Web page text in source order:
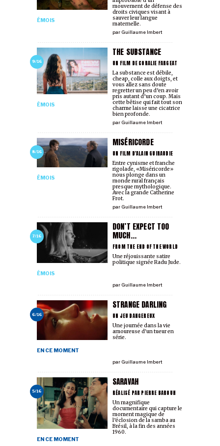
ÉMOIS
par Guillaume Imbert
mouvement de défense des
droits civiques visant à
sauver leur langue
maternelle.
9/16
THE SUBSTANCE
UN FILM DE CORALIE FARGEAT
ÉMOIS
par Guillaume Imbert
La substance est débile,
cheap, colle aux doigts, et
vous allez sans doute
regretter un peu d’en avoir
pris autant d’un coup. Mais
cette bêtise qui fait tout son
charme laisse une cicatrice
bien profonde.
8/16
MISÉRICORDE
UN FILM D'ALAIN GUIRAUDIE
ÉMOIS
par Guillaume Imbert
Entre cynisme et franche
rigolade, «Miséricorde»
nous plonge dans un
monde rural français
presque mythologique.
Avec la grande Catherine
Frot.
7/16
DON’T EXPECT TOO
MUCH...
FROM THE END OF THE WORLD
ÉMOIS
par Guillaume Imbert
Une réjouissante satire
politique signée Radu Jude.
6/16
STRANGE DARLING
UN JEU DANGEREUX
EN CE MOMENT
par Guillaume Imbert
Une journée dans la vie
amoureuse d'un tueur en
série.
5/16
SARAVAH
RÉALISÉ PAR PIERRE BAROUH
EN CE MOMENT
Un magnifique
documentaire qui capture le
moment magique de
l’éclosion de la samba au
Brésil, à la fin des années
1960.